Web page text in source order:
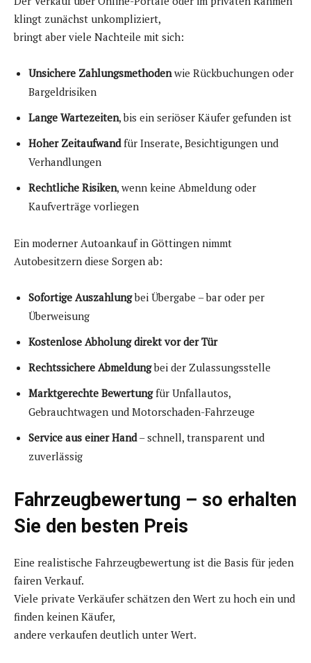
klingt zunächst unkompliziert,
bringt aber viele Nachteile mit sich:
Unsichere Zahlungsmethodenwie Rückbuchungen oder
Bargeldrisiken
Lange Wartezeiten, bis ein seriöser Käufer gefunden ist
Hoher Zeitaufwandfür Inserate, Besichtigungen und
Verhandlungen
Rechtliche Risiken, wenn keine Abmeldung oder
Kaufverträge vorliegen
Ein moderner Autoankauf in Göttingen nimmt
Autobesitzern diese Sorgen ab:
Sofortige Auszahlungbei Übergabe – bar oder per
Überweisung
Kostenlose Abholung direkt vor der Tür
Rechtssichere Abmeldungbei der Zulassungsstelle
Marktgerechte Bewertungfür Unfallautos,
Gebrauchtwagen und Motorschaden-Fahrzeuge
Service aus einer Hand– schnell, transparent und
zuverlässig
Fahrzeugbewertung – so erhalten
Sie den besten Preis
Eine realistische Fahrzeugbewertung ist die Basis für jeden
fairen Verkauf.
Viele private Verkäufer schätzen den Wert zu hoch ein und
finden keinen Käufer,
andere verkaufen deutlich unter Wert.